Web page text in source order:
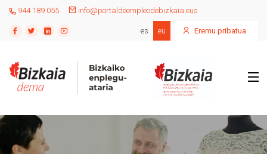
944 189 055 info@portaldeempleodebizkaia.eus
es eu Eremu pribatua